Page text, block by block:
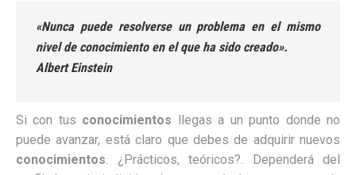
«Nunca puede resolverse un problema en el mismo
nivel de conocimiento en el que ha sido creado».
Albert Einstein
Si con tus conocimientos llegas a un punto donde no
puede avanzar, está claro que debes de adquirir nuevos
conocimientos. ¿Prácticos, teóricos?. Dependerá del